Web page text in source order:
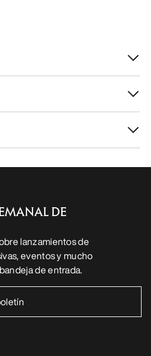
DE
lanzamientos de
eventos y mucho
de entrada.